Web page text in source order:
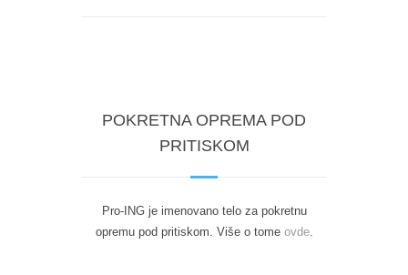
POKRETNA OPREMA POD
PRITISKOM
Pro-ING je imenovano telo za pokretnu
opremu pod pritiskom. Više o tome ovde.